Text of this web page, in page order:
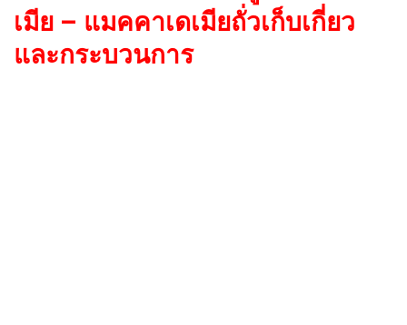
เมีย – แมคคาเดเมียถั่วเก็บเกี่ยว
และกระบวนการ